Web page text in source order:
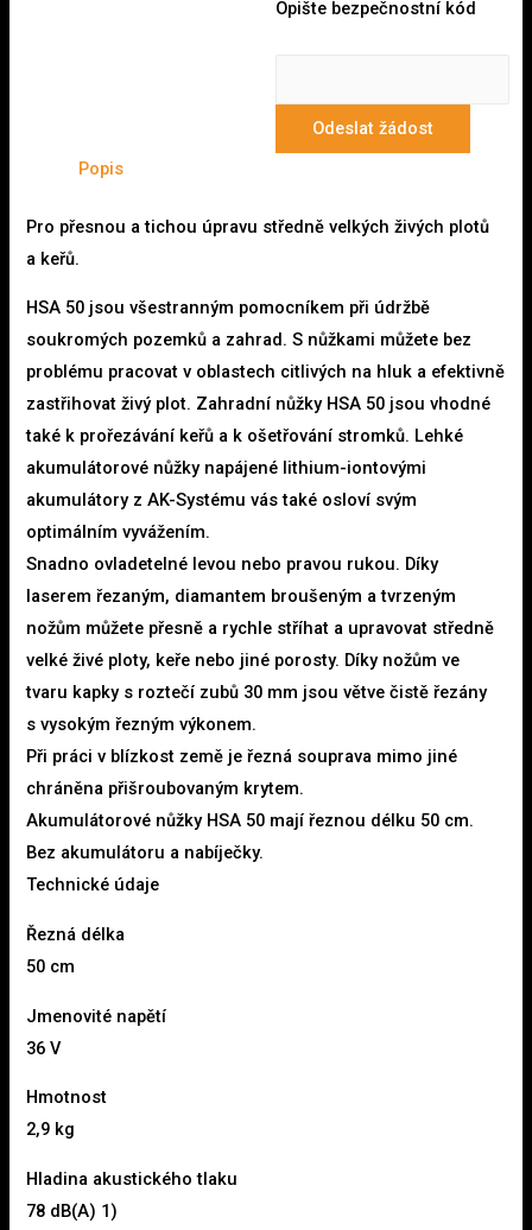
Opište bezpečnostní kód
Odeslat žádost
Popis
Pro přesnou a tichou úpravu středně velkých živých plotů
a keřů.
HSA 50 jsou všestranným pomocníkem při údržbě
soukromých pozemků a zahrad. S nůžkami můžete bez
problému pracovat v oblastech citlivých na hluk a efektivně
zastřihovat živý plot. Zahradní nůžky HSA 50 jsou vhodné
také k prořezávání keřů a k ošetřování stromků. Lehké
akumulátorové nůžky napájené lithium-iontovými
akumulátory z AK-Systému vás také osloví svým
optimálním vyvážením.
Snadno ovladetelné levou nebo pravou rukou. Díky
laserem řezaným, diamantem broušeným a tvrzeným
nožům můžete přesně a rychle stříhat a upravovat středně
velké živé ploty, keře nebo jiné porosty. Díky nožům ve
tvaru kapky s roztečí zubů 30 mm jsou větve čistě řezány
s vysokým řezným výkonem.
Při práci v blízkost země je řezná souprava mimo jiné
chráněna přišroubovaným krytem.
Akumulátorové nůžky HSA 50 mají řeznou délku 50 cm.
Bez akumulátoru a nabíječky.
Technické údaje
Řezná délka
50 cm
Jmenovité napětí
36 V
Hmotnost
2,9 kg
Hladina akustického tlaku
78 dB(A) 1)